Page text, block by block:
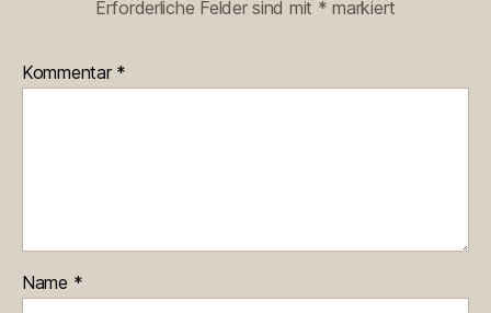
Erforderliche Felder sind mit * markiert
Kommentar *
Name *